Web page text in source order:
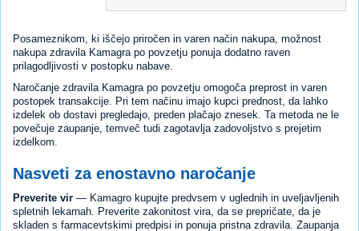
Posameznikom, ki iščejo priročen in varen način nakupa, možnost
nakupa zdravila Kamagra po povzetju ponuja dodatno raven
prilagodljivosti v postopku nabave.
Naročanje zdravila Kamagra po povzetju omogoča preprost in varen
postopek transakcije. Pri tem načinu imajo kupci prednost, da lahko
izdelek ob dostavi pregledajo, preden plačajo znesek. Ta metoda ne le
povečuje zaupanje, temveč tudi zagotavlja zadovoljstvo s prejetim
izdelkom.
Nasveti za enostavno naročanje
Preverite vir — Kamagro kupujte predvsem v uglednih in uveljavljenih
spletnih lekarnah. Preverite zakonitost vira, da se prepričate, da je
skladen s farmacevtskimi predpisi in ponuja pristna zdravila. Zaupanja